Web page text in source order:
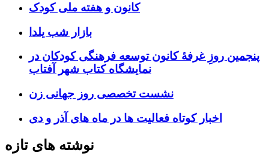
کانون و هفته ملی کودک
بازار شب یلدا
پنجمین روزِ غرفۀ کانون توسعه فرهنگی کودکان در
نمایشگاه کتاب شهر آفتاب
نشست تخصصی روز جهانی زن
اخبار کوتاه فعالیت ها در ماه های آذر و دی
نوشته های تازه